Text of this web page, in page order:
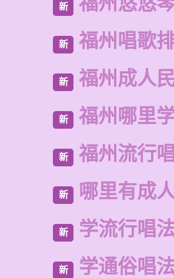
新
新 福州唱歌
新 福州成人
新 福州哪里
新 福州流行
新 哪里有成
新 学流行唱
新 学通俗唱